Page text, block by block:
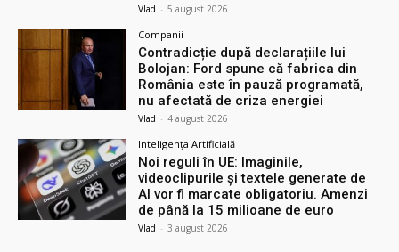
Vlad - 5 august 2026
Companii
Contradicție după declarațiile lui
Bolojan: Ford spune că fabrica din
România este în pauză programată,
nu afectată de criza energiei
Vlad - 4 august 2026
Inteligența Artificială
Noi reguli în UE: Imaginile,
videoclipurile și textele generate de
AI vor fi marcate obligatoriu. Amenzi
de până la 15 milioane de euro
Vlad - 3 august 2026